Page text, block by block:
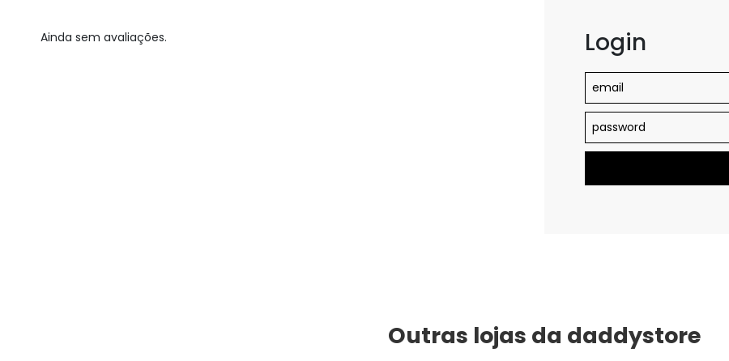
Ainda sem avaliações. Login
Outras lojas da daddystore